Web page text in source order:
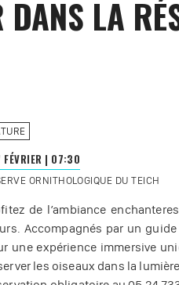
LA
FÉVRIER | 07:30
ORNITHOLOGIQUE DU TEICH
de l’ambiance
Accompagnés par un
une expérience immersive
les oiseaux dans la